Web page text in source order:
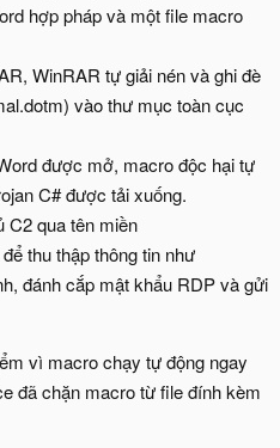
hợp pháp và một file macro
WinRAR tự giải nén và ghi đè
vào thư mục toàn cục
được mở, macro độc hại tự
C# được tải xuống.
C2 qua tên miền
thu thập thông tin như
đánh cắp mật khẩu RDP và gửi
vì macro chạy tự động ngay
đã chặn macro từ file đính kèm